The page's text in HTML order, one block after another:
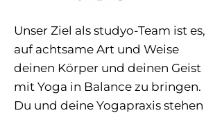
Unser Ziel als studyo-Team ist es,
auf achtsame Art und Weise
deinen Körper und deinen Geist
mit Yoga in Balance zu bringen.
Du und deine Yogapraxis stehen